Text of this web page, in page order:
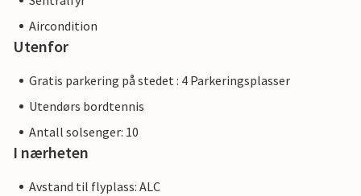
Aircondition
Utenfor
Gratis parkering på stedet : 4 Parkeringsplasser
Utendørs bordtennis
Antall solsenger: 10
I nærheten
Avstand til flyplass: ALC